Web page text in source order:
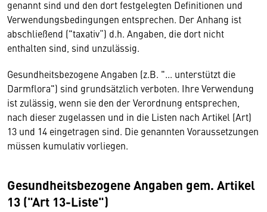
genannt sind und den dort festgelegten Definitionen und
Verwendungsbedingungen entsprechen. Der Anhang ist
abschließend ("taxativ“) d.h. Angaben, die dort nicht
enthalten sind, sind unzulässig.
Gesundheitsbezogene Angaben (z.B. "... unterstützt die
Darmflora") sind grundsätzlich verboten. Ihre Verwendung
ist zulässig, wenn sie den der Verordnung entsprechen,
nach dieser zugelassen und in die Listen nach Artikel (Art)
13 und 14 eingetragen sind. Die genannten Voraussetzungen
müssen kumulativ vorliegen.
Gesundheitsbezogene Angaben gem. Artikel
13 ("Art 13-Liste")